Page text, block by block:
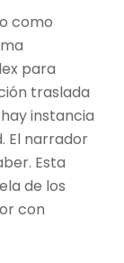
como
para
traslada
instancia
El narrador
Esta
de los
con